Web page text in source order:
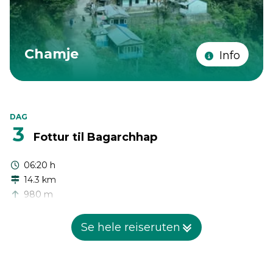
Chamje Info
DAG
3 Fottur til Bagarchhap
06:20 h
14.3 km
980 m
Når vi beveger oss forbi trange og bratte daler, gjennom
Se hele reiseruten